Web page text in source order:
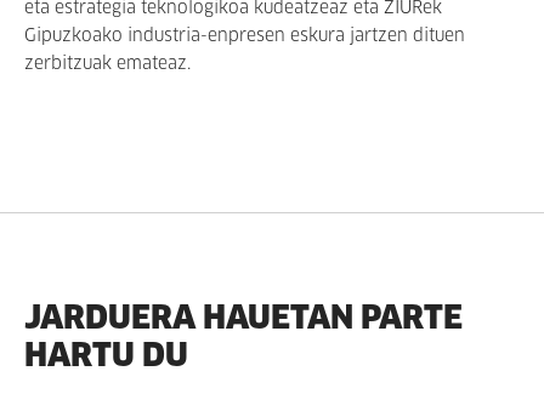
eta estrategia teknologikoa kudeatzeaz eta ZIURek
Gipuzkoako industria-enpresen eskura jartzen dituen
zerbitzuak emateaz.
JARDUERA HAUETAN PARTE
HARTU DU